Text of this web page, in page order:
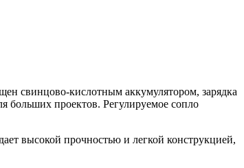
свинцово-кислотным аккумулятором, зарядка
больших проектов. Регулируемое сопло
высокой прочностью и легкой конструкцией,